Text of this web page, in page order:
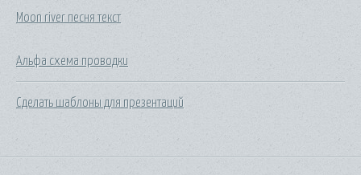
Moon river песня текст
Альфа схема проводки
Сделать шаблоны для презентаций